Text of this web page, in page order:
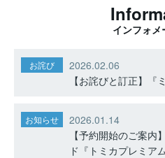
インフォメ
お詫び
2026.02.06
【お詫びと訂正】『
お知らせ
2026.01.14
【予約開始のご案内
ド『トミカプレミア